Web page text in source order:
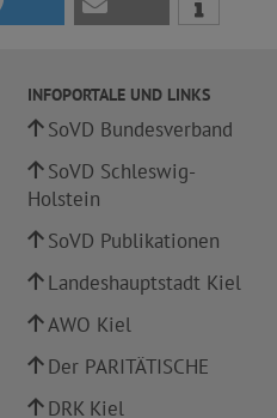
INFOPORTALE UND LINKS
SoVD Bundesverband
SoVD Schleswig-
Holstein
SoVD Publikationen
Landeshauptstadt Kiel
AWO Kiel
Der PARITÄTISCHE
DRK Kiel